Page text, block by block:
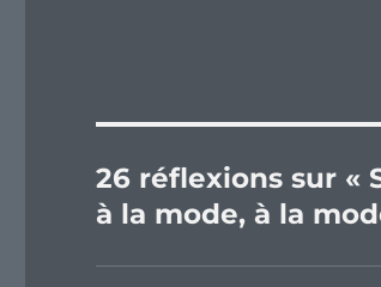
26 réflexions sur «
à la mode, à la